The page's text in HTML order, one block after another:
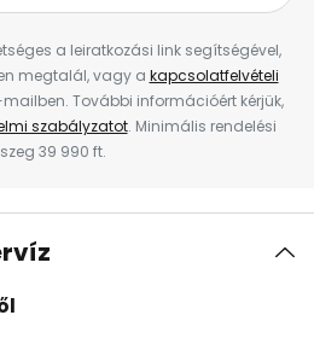
a leiratkozási link segítségével,
megtalál, vagy a kapcsolatfelvételi
További információért kérjük,
szabályzatot. Minimális rendelési
39 990 ft.